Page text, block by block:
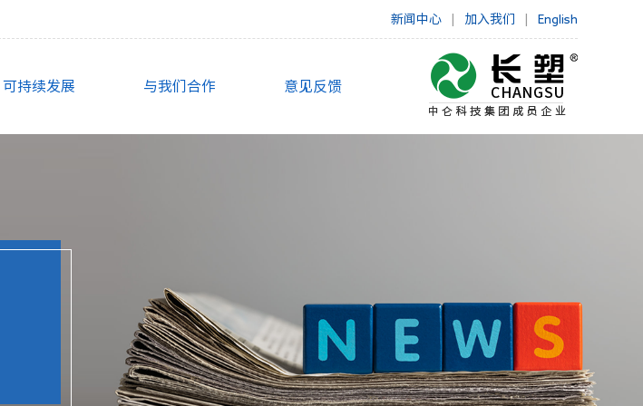
新闻中心 加入我们 English
可持续发展 与我们合作 意见反馈